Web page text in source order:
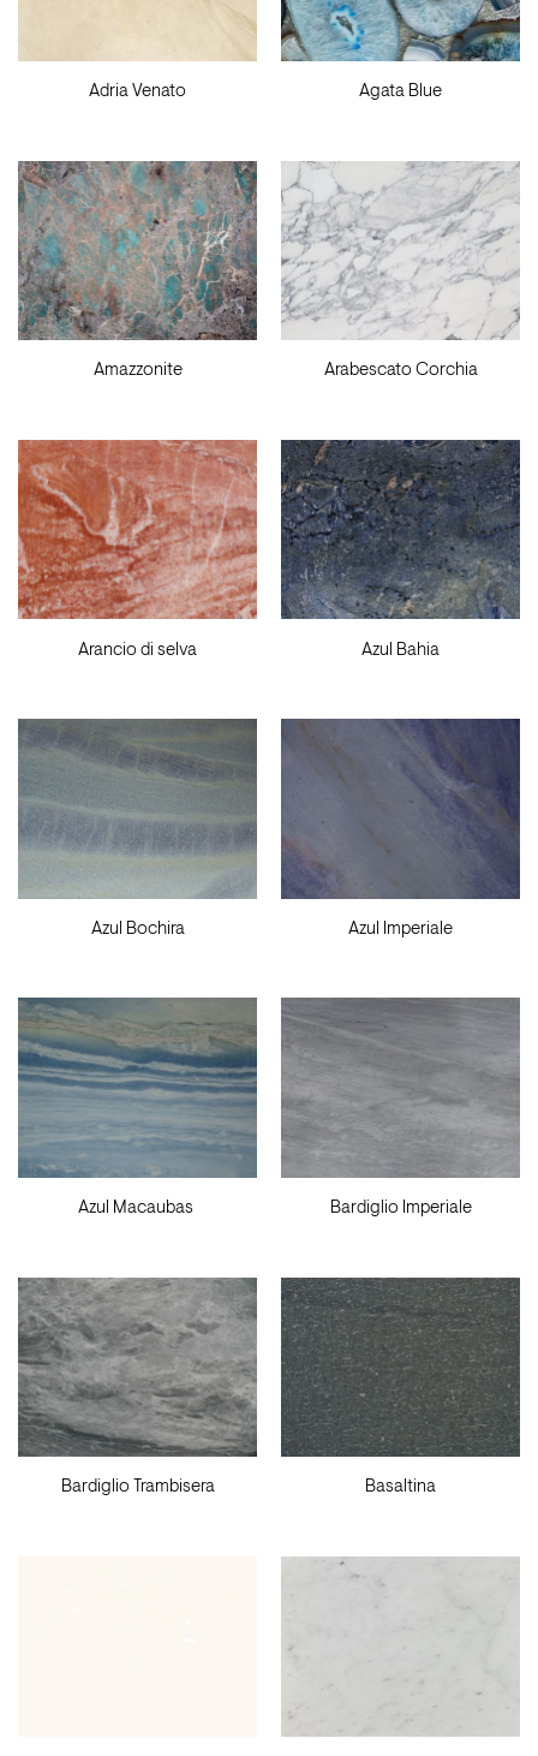
Adria Venato Agata Blue
Amazzonite Arabescato Corchia
Arancio di selva Azul Bahia
Azul Bochira Azul Imperiale
Azul Macaubas Bardiglio Imperiale
Bardiglio Trambisera Basaltina